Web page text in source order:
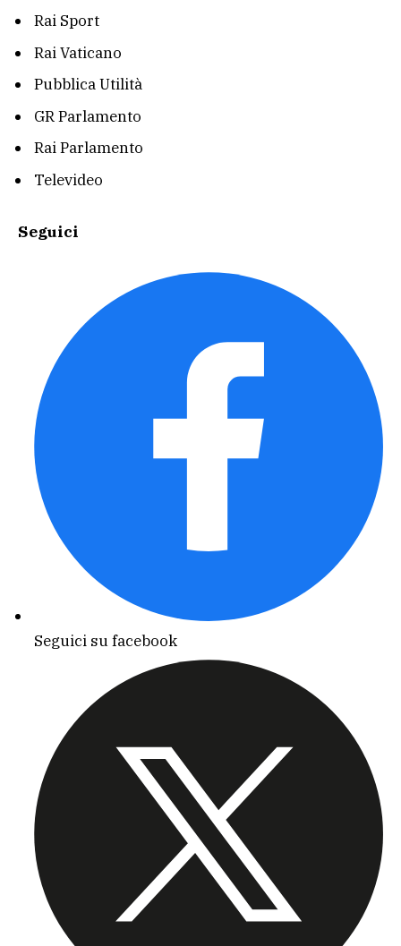
Rai Sport
Rai Vaticano
Pubblica Utilità
GR Parlamento
Rai Parlamento
Televideo
Seguici
Seguici su facebook